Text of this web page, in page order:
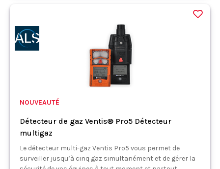
NOUVEAUTÉ
Détecteur de gaz Ventis® Pro5 Détecteur
multigaz
Le détecteur multi-gaz Ventis Pro5 vous permet de
surveiller jusqu’à cinq gaz simultanément et de gérer la